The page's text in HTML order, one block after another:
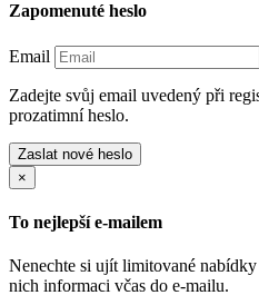
Zapomenuté heslo
Email
Zadejte svůj email uvedený při
prozatimní heslo.
Zaslat nové heslo
×
To nejlepší e-mailem
Nenechte si ujít limitované
nich informaci včas do e-mailu.